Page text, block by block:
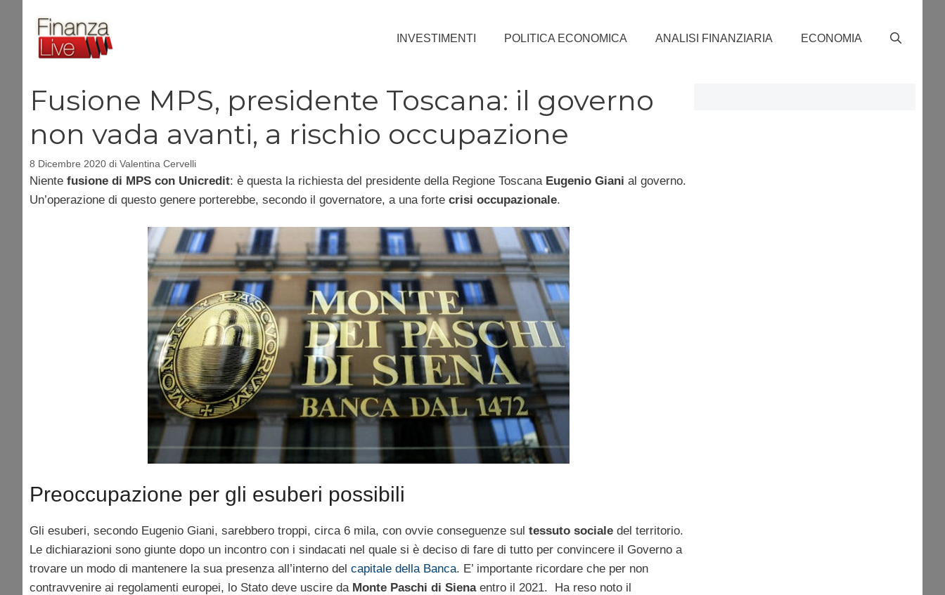
contenuto
INVESTIMENTI POLITICA ECONOMICA ANALISI FINANZIARIA ECONOMIA
Fusione MPS, presidente Toscana: il governo
non vada avanti, a rischio occupazione
8 Dicembre 2020 di Valentina Cervelli
Niente fusione di MPS con Unicredit: è questa la richiesta del presidente della Regione Toscana Eugenio Giani al governo.
Un’operazione di questo genere porterebbe, secondo il governatore, a una forte crisi occupazionale.
Preoccupazione per gli esuberi possibili
Gli esuberi, secondo Eugenio Giani, sarebbero troppi, circa 6 mila, con ovvie conseguenze sul tessuto sociale del territorio.
Le dichiarazioni sono giunte dopo un incontro con i sindacati nel quale si è deciso di fare di tutto per convincere il Governo a
trovare un modo di mantenere la sua presenza all’interno del capitale della Banca. E’ importante ricordare che per non
contravvenire ai regolamenti europei, lo Stato deve uscire da Monte Paschi di Sienaentro il 2021. Ha reso noto il